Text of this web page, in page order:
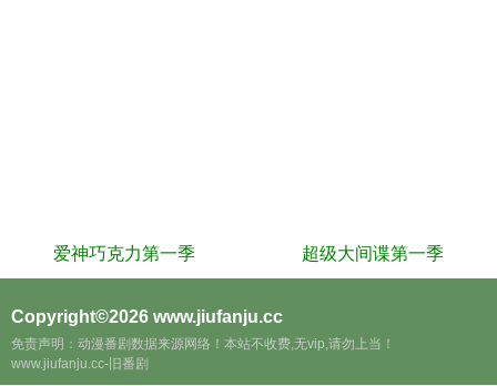
爱神巧克力第一季 超级大间谍第一季
Copyright©2026 www.jiufanju.cc
免责声明：动漫番剧数据来源网络！本站不收费,无vip,请勿上当！
www.jiufanju.cc-旧番剧